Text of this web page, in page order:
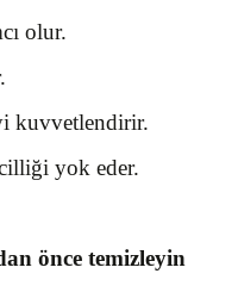
olur.
kuvvetlendirir.
yok eder.
önce temizleyin